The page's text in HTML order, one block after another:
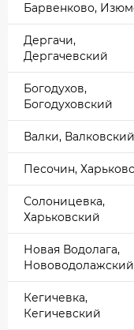
Барвенково,
Дергачи,
Дергачевский
Богодухов,
Богодуховский
Валки, Валковский
Песочин,
Солоницевка,
Харьковский
Новая Водолага,
Нововодолажский
Кегичевка,
Кегичевский